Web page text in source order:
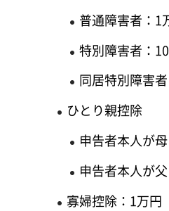
普通障害者：1
特別障害者：
同居特別障害
ひとり親控除
申告者本人が
申告者本人が
寡婦控除：1万円